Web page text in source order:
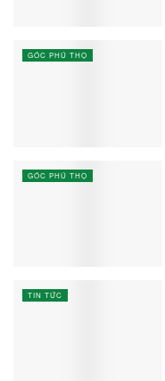
GÓC PHÚ THỌ
GÓC PHÚ THỌ
TIN TỨC